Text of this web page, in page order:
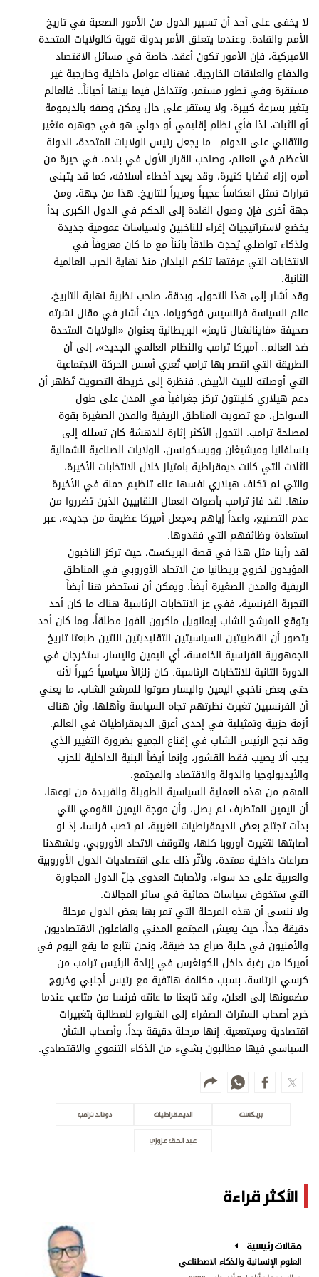
عدد اليوم
مواقيت الصلاة
الأحوال الجوية
لا يخفى على أحد أن تسيير الدول من الأمور الصعبة في تاريخ
الأمم والقادة. وعندما يتعلق الأمر بدولة قوية كالولايات المتحدة
الأميركية، فإن الأمور تكون أعقد، خاصة في مسائل الاقتصاد
والدفاع والعلاقات الخارجية. فهناك عوامل داخلية وخارجية غير
مستقرة وفي تطور مستمر، وتتداخل فيما بينها أحياناً.. فالعالم
يتغير بسرعة كبيرة، ولا يستقر على حال يمكن وصفه بالديمومة
أو الثبات، لذا فأي نظام إقليمي أو دولي هو في جوهره متغير
وانتقالي على الدوام.. ما يجعل رئيس الولايات المتحدة، الدولة
الأعظم في العالم، وصاحب القرار الأول في بلده، في حيرة من
أمره إزاء قضايا كثيرة، وقد يعيد أخطاء أسلافه، كما قد يتبنى
قرارات تمثل انعكاساً عجيباً ومريراً للتاريخ. هذا من جهة، ومن
جهة أخرى فإن وصول القادة إلى الحكم في الدول الكبرى بدأ
يخضع لاستراتيجيات إغراء للناخبين ولسياسات عمومية جديدة
ولذكاء تواصلي يُحدِث طلاقاً بائناً مع ما كان معروفاً في
الانتخابات التي عرفتها تلكم البلدان منذ نهاية الحرب العالمية
الثانية.
وقد أشار إلى هذا التحول، وبدقة، صاحب نظرية نهاية التاريخ،
عالم السياسة فرانسيس فوكوياما، حيث أشار في مقال نشرته
صحيفة «فاينانشال تايمز» البريطانية بعنوان «الولايات المتحدة
ضد العالم.. أميركا ترامب والنظام العالمي الجديد»، إلى أن
الطريقة التي انتصر بها ترامب تُعري أسس الحركة الاجتماعية
التي أوصلته للبيت الأبيض. فنظرة إلى خريطة التصويت تُظهر أن
دعم هيلاري كلينتون تركز جغرافياً في المدن على طول
السواحل، مع تصويت المناطق الريفية والمدن الصغيرة بقوة
لمصلحة ترامب. التحول الأكثر إثارة للدهشة كان تسلله إلى
بنسلفانيا وميشيغان وويسكونسن، الولايات الصناعية الشمالية
الثلاث التي كانت ديمقراطية بامتياز خلال الانتخابات الأخيرة،
والتي لم تكلف هيلاري نفسها عناء تنظيم حملة في الأخيرة
منها. لقد فاز ترامب بأصوات العمال النقابيين الذين تضرروا من
عدم التصنيع، واعداً إياهم بـ«جعل أميركا عظيمة من جديد»، عبر
استعادة وظائفهم التي فقدوها.
لقد رأينا مثل هذا في قصة البريكست، حيث تركز الناخبون
المؤيدون لخروج بريطانيا من الاتحاد الأوروبي في المناطق
الريفية والمدن الصغيرة أيضاً. ويمكن أن نستحضر هنا أيضاً
التجربة الفرنسية، ففي عز الانتخابات الرئاسية هناك ما كان أحد
يتوقع للمرشح الشاب إيمانويل ماكرون الفوز مطلقاً، وما كان أحد
يتصور أن القطبيتين السياسيتين التقليديتين اللتين طبعتا تاريخ
الجمهورية الفرنسية الخامسة، أي اليمين واليسار، ستخرجان في
الدورة الثانية للانتخابات الرئاسية. كان زلزالاً سياسياً كبيراً لأنه
حتى بعض ناخبي اليمين واليسار صوتوا للمرشح الشاب، ما يعني
أن الفرنسيين تغيرت نظرتهم تجاه السياسة وأهلها، وأن هناك
أزمة حزبية وتمثيلية في إحدى أعرق الديمقراطيات في العالم.
وقد نجح الرئيس الشاب في إقناع الجميع بضرورة التغيير الذي
يجب ألا يصيب فقط القشور، وإنما أيضاً البنية الداخلية للحزب
والأيديولوجيا والدولة والاقتصاد والمجتمع.
المهم من هذه العملية السياسية الطويلة والفريدة من نوعها،
أن اليمين المتطرف لم يصل، وأن موجة اليمين القومي التي
بدأت تجتاح بعض الديمقراطيات الغربية، لم تصب فرنسا، إذ لو
أصابتها لتغيرت أوروبا كلها، ولتوقف الاتحاد الأوروبي، ولشهدنا
صراعات داخلية ممتدة، ولأثّر ذلك على اقتصاديات الدول الأوروبية
والعربية على حد سواء، ولأصابت العدوى جلّ الدول المجاورة
التي ستخوض سياسات حمائية في سائر المجالات.
ولا ننسى أن هذه المرحلة التي تمر بها بعض الدول مرحلة
دقيقة جداً، حيث يعيش المجتمع المدني والفاعلون الاقتصاديون
والأمنيون في حلبة صراع جد ضيقة، ونحن نتابع ما يقع اليوم في
أميركا من رغبة داخل الكونغرس في إزاحة الرئيس ترامب من
كرسي الرئاسة، بسبب مكالمة هاتفية مع رئيس أجنبي وخروج
مضمونها إلى العلن، وقد تابعنا ما عانته فرنسا من متاعب عندما
خرج أصحاب السترات الصفراء إلى الشوارع للمطالبة بتغييرات
اقتصادية ومجتمعية. إنها مرحلة دقيقة جداً، وأصحاب الشأن
السياسي فيها مطالبون بشيء من الذكاء التنموي والاقتصادي.
بريكست الديمقراطيات دونالد ترامب
عبد الحق عزوزي
الأكثر قراءة
مقالات رئيسية
العلوم الإنسانية والذكاء الاصطناعي